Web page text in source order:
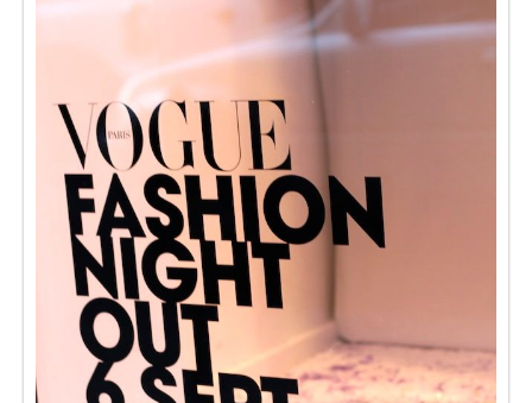
Séries
Map